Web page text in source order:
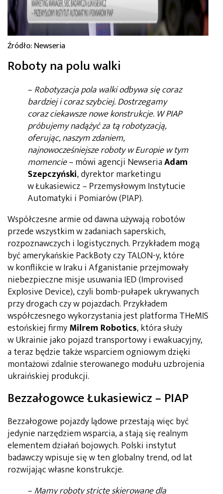
Źródło: Newseria
Roboty na polu walki
–Robotyzacja pola walki odbywa się coraz
bardziej i coraz szybciej. Dostrzegamy
coraz ciekawsze nowe konstrukcje. W PIAP
próbujemy nadążyć za tą robotyzacją,
oferując, naszym zdaniem,
najnowocześniejsze roboty w Europie w tym
momencie– mówi agencji NewseriaAdam
Szepczyński, dyrektor marketingu
w Łukasiewicz – Przemysłowym Instytucie
Automatyki i Pomiarów (PIAP).
Współczesne armie od dawna używają robotów
przede wszystkim w zadaniach saperskich,
rozpoznawczych i logistycznych. Przykładem mogą
być amerykańskie PackBoty czy TALON-y, które
w konflikcie w Iraku i Afganistanie przejmowały
niebezpieczne misje usuwania IED (Improvised
Explosive Device), czyli bomb-pułapek ukrywanych
przy drogach czy w pojazdach. Przykładem
współczesnego wykorzystania jest platforma THeMIS
estońskiej firmyMilrem Robotics, która służy
w Ukrainie jako pojazd transportowy i ewakuacyjny,
a teraz będzie także wsparciem ogniowym dzięki
montażowi zdalnie sterowanego modułu uzbrojenia
ukraińskiej produkcji.
Bezzałogowce Łukasiewicz – PIAP
Bezzałogowe pojazdy lądowe przestają więc być
jedynie narzędziem wsparcia, a stają się realnym
elementem działań bojowych. Polski instytut
badawczy wpisuje się w ten globalny trend, od lat
rozwijając własne konstrukcje.